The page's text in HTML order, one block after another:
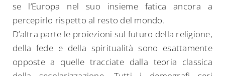
se l’Europa nel suo insieme fatica ancora a
percepirlo rispetto al resto del mondo.
D’altra parte le proiezioni sul futuro della religione,
della fede e della spiritualità sono esattamente
opposte a quelle tracciate dalla teoria classica